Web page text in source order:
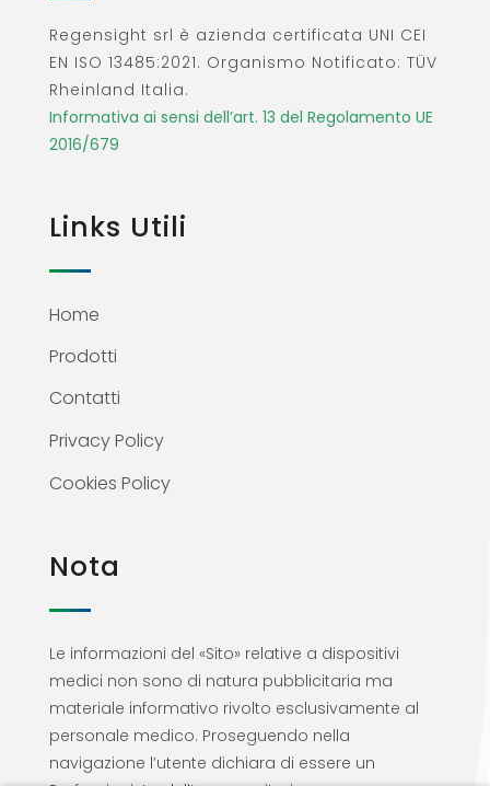
Regensight srl è azienda certificata UNI CEI
EN ISO 13485:2021. Organismo Notificato: TÜV
Rheinland Italia.
Informativa ai sensi dell’art. 13 del Regolamento UE
2016/679
Links Utili
Home
Prodotti
Contatti
Privacy Policy
Cookies Policy
Nota
Le informazioni del «Sito» relative a dispositivi
medici non sono di natura pubblicitaria ma
materiale informativo rivolto esclusivamente al
personale medico. Proseguendo nella
navigazione l’utente dichiara di essere un